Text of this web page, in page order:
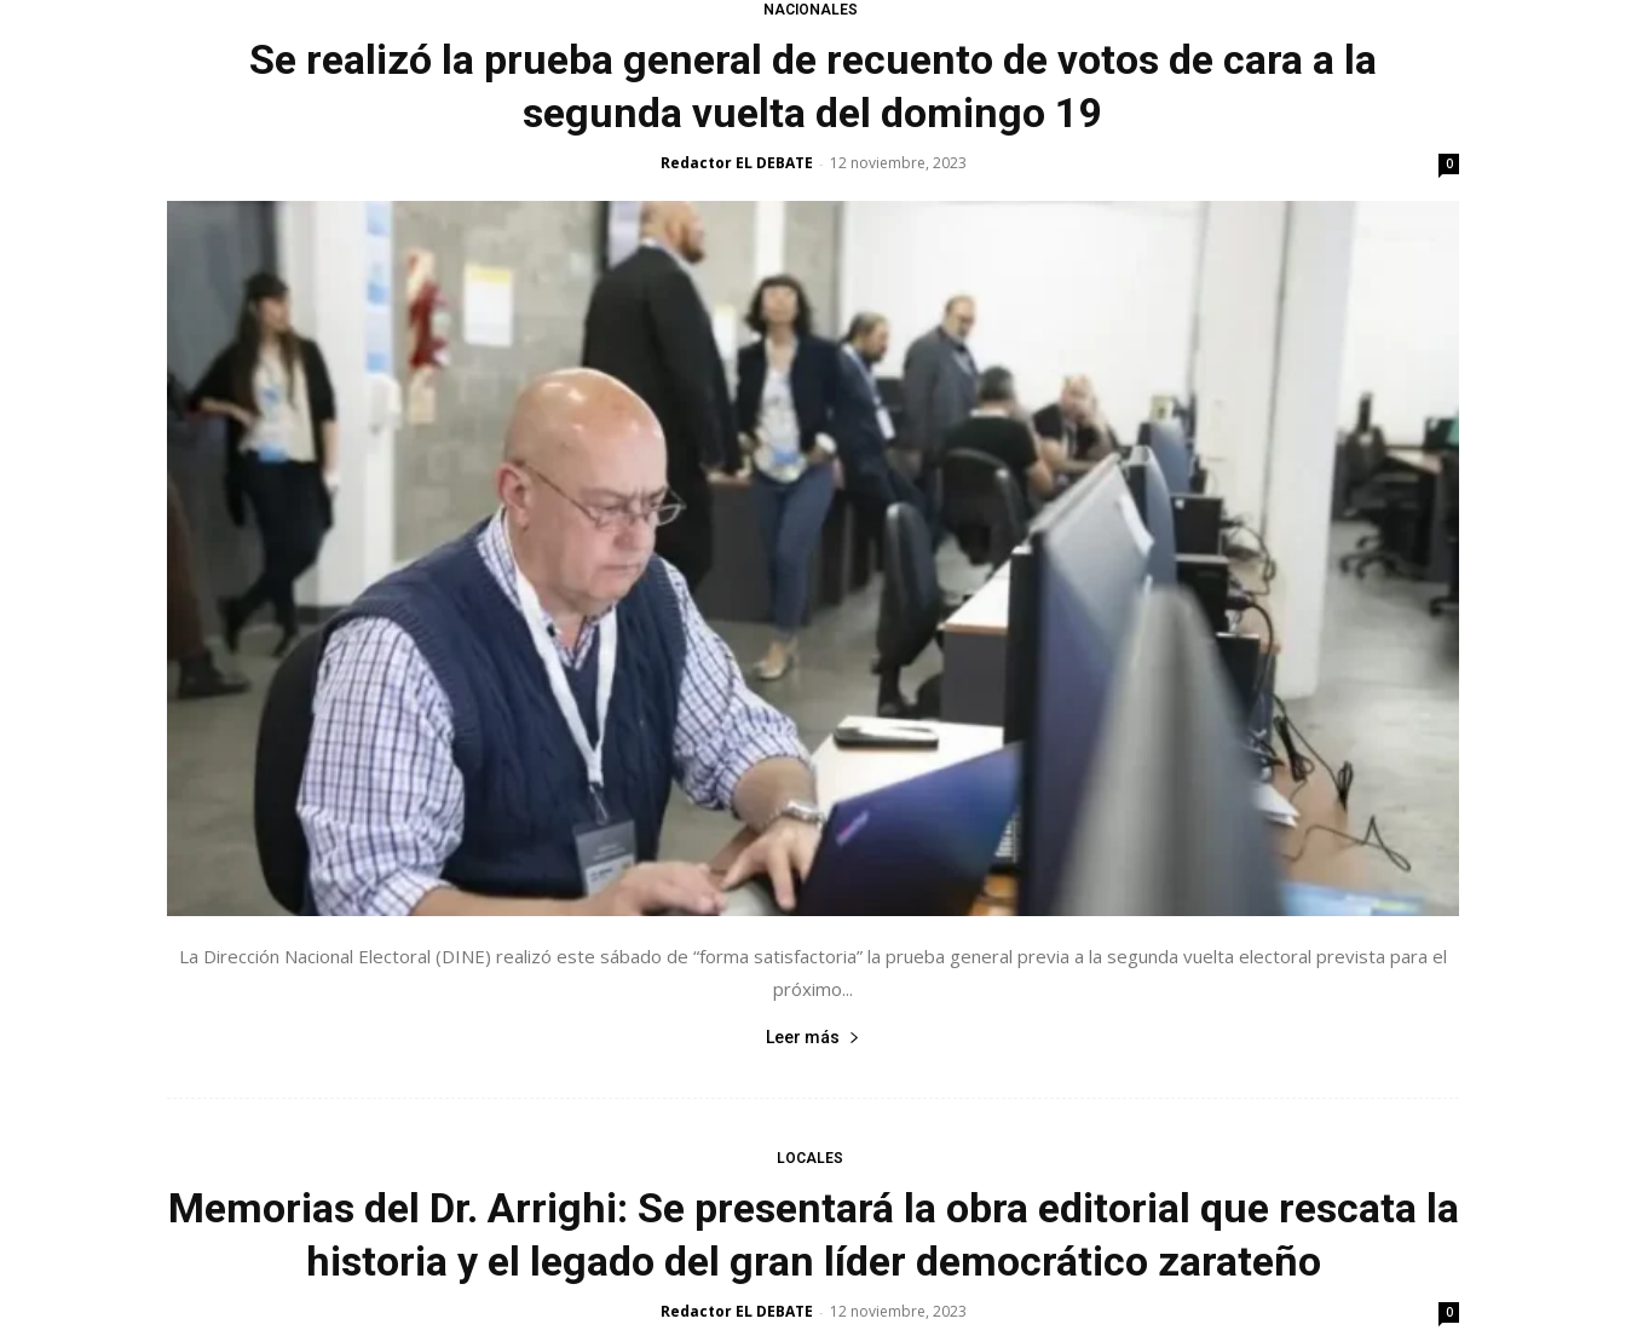
NACIONALES
Se realizó la prueba general de recuento de votos de cara a la
segunda vuelta del domingo 19
Redactor EL DEBATE - 12 noviembre, 2023 0
La Dirección Nacional Electoral (DINE) realizó este sábado de “forma satisfactoria” la prueba general previa a la segunda vuelta electoral prevista para el
próximo...
Leer más
LOCALES
Memorias del Dr. Arrighi: Se presentará la obra editorial que rescata la
historia y el legado del gran líder democrático zarateño
Redactor EL DEBATE - 12 noviembre, 2023 0